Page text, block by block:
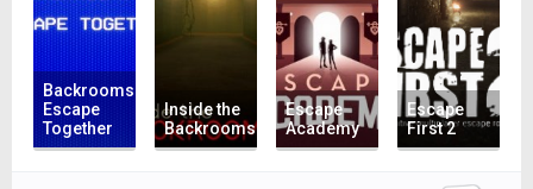
Backrooms:
Escape
Together
Inside the
Backrooms
Escape
Academy
Escape
First 2